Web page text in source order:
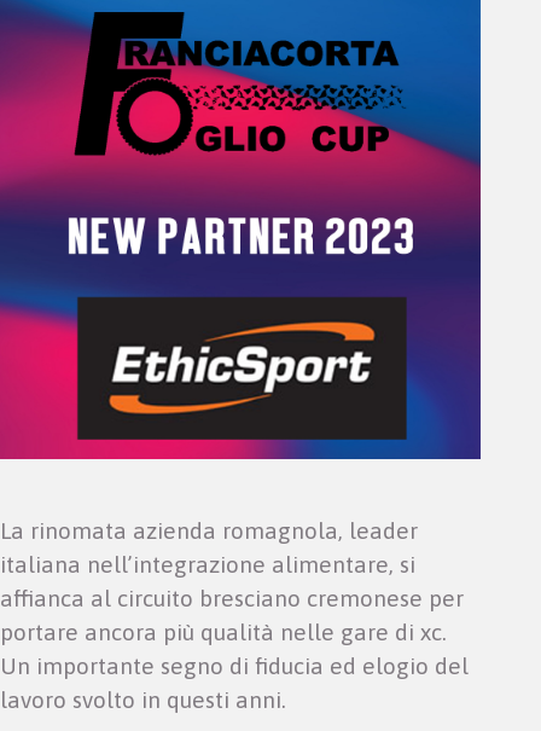
La rinomata azienda romagnola, leader
italiana nell’integrazione alimentare, si
affianca al circuito bresciano cremonese per
portare ancora più qualità nelle gare di xc.
Un importante segno di fiducia ed elogio del
lavoro svolto in questi anni.